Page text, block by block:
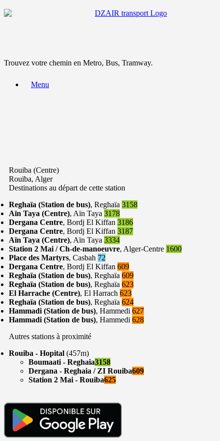
Trouvez votre chemin en Metro, Bus, Tramway.
Menu
Rouiba (Centre)
Rouïba, Alger
Destinations au départ de cette station
Reghaïa (Station de bus), Reghaïa 3158
Aïn Taya (Centre), Aïn Taya 3178
Dergana Centre, Bordj El Kiffan 3186
Dergana Centre, Bordj El Kiffan 3187
Aïn Taya (Centre), Aïn Taya 3334
Station 2 Mai / Ch-de-manoeuvre, Alger-Centre 1600
Place des Martyrs, Casbah 72
Dergana Centre, Bordj El Kiffan 609
Reghaïa (Station de bus), Reghaïa 609
Reghaïa (Station de bus), Reghaïa 623
El Harrache (Centre), El Harrach 623
Reghaïa (Station de bus), Reghaïa 624
Hammadi (Station de bus), Hammedi 627
Hammadi (Station de bus), Hammedi 628
Autres stations à proximité
Rouiba - Hopital (457m)
Boumaati - Reghaia3158
Dergana - Reghaia / ZI Rouiba609
Station 2 Mai - Rouiba625